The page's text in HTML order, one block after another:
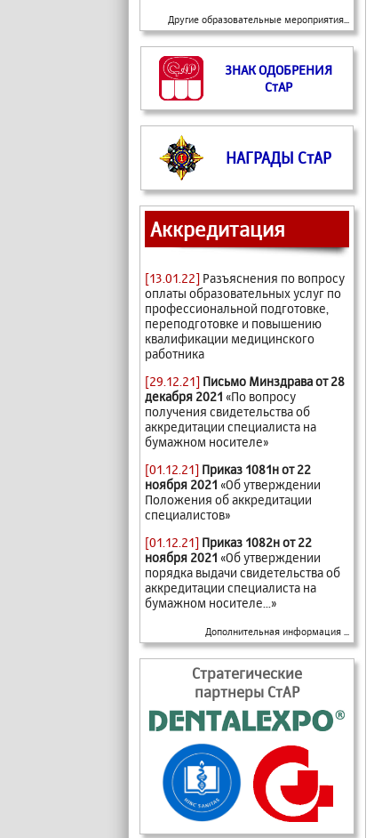
Другие образовательные мероприятия...
ЗНАК ОДОБРЕНИЯ
СтАР
НАГРАДЫ СтАР
Аккредитация
[13.01.22] Разъяснения по вопросу
оплаты образовательных услуг по
профессиональной подготовке,
переподготовке и повышению
квалификации медицинского
работника
[29.12.21] Письмо Минздрава от 28
декабря 2021 «По вопросу
получения свидетельства об
аккредитации специалиста на
бумажном носителе»
[01.12.21] Приказ 1081н от 22
ноября 2021 «Об утверждении
Положения об аккредитации
специалистов»
[01.12.21] Приказ 1082н от 22
ноября 2021 «Об утверждении
порядка выдачи свидетельства об
аккредитации специалиста на
бумажном носителе...»
Дополнительная информация ...
Стратегические
партнеры СтАР